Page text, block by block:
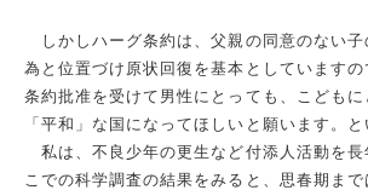
しかしハーグ条約は、父親の同意のない子
為と位置づけ原状回復を基本としています
条約批准を受けて男性にとっても、こどもに
「平和」な国になってほしいと願います。と
私は、不良少年の更生など付添人活動を長
こでの科学調査の結果をみると、思春期ま